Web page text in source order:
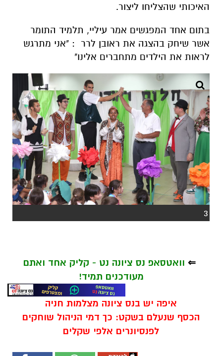
האיכותי שהצליחו ליצור.
בתום אחד המפגשים אמר עיליי, תלמיד התומר
אשר שיחק בהצגה את ראובן לרר : "אני מתרגש
לראות את הילדים מתחברים אלינו"
3
⇐ וואטסאפ נס ציונה נט - קליק אחד ואתם
מעודכנים תמיד!
איפה יש בנס ציונה מצלמות חניה
הכסף שנעלם בשקט: כך דמי הניהול שוחקים
לפנסיונרים אלפי שקלים